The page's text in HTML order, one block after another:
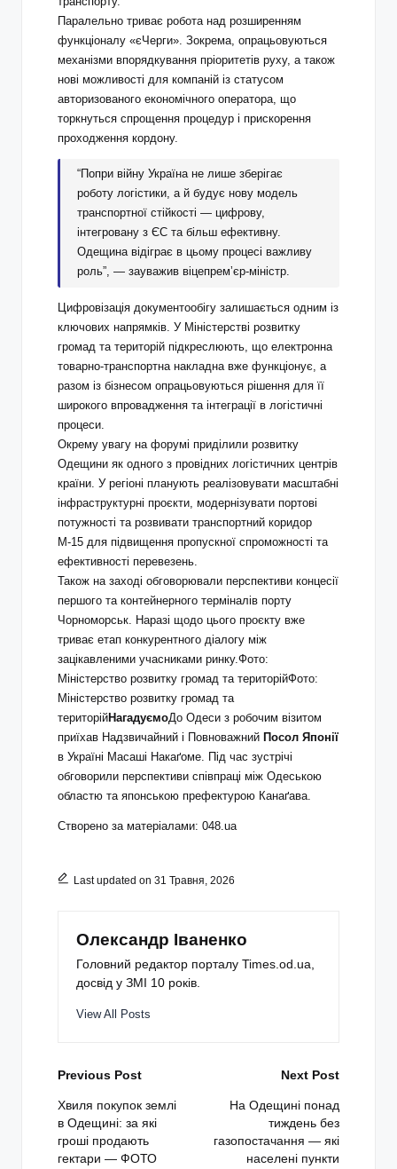
Паралельно триває робота над розширенням
функціоналу «єЧерги». Зокрема, опрацьовуються
механізми впорядкування пріоритетів руху, а також
нові можливості для компаній із статусом
авторизованого економічного оператора, що
торкнуться спрощення процедур і прискорення
проходження кордону.
“Попри війну Україна не лише зберігає
роботу логістики, а й будує нову модель
транспортної стійкості — цифрову,
інтегровану з ЄС та більш ефективну.
Одещина відіграє в цьому процесі важливу
роль”, — зауважив віцепремʼєр-міністр.
Цифровізація документообігу залишається одним із
ключових напрямків. У Міністерстві розвитку
громад та територій підкреслюють, що електронна
товарно-транспортна накладна вже функціонує, а
разом із бізнесом опрацьовуються рішення для її
широкого впровадження та інтеграції в логістичні
процеси.
Окрему увагу на форумі приділили розвитку
Одещини як одного з провідних логістичних центрів
країни. У регіоні планують реалізовувати масштабні
інфраструктурні проєкти, модернізувати портові
потужності та розвивати транспортний коридор
М-15 для підвищення пропускної спроможності та
ефективності перевезень.
Також на заході обговорювали перспективи концесії
першого та контейнерного терміналів порту
Чорноморськ. Наразі щодо цього проєкту вже
триває етап конкурентного діалогу між
зацікавленими учасниками ринку.Фото:
Міністерство розвитку громад та територійФото:
Міністерство розвитку громад та
територійНагадуємоДо Одеси з робочим візитом
приїхав Надзвичайний і Повноважний Посол Японії
в Україні Масаші Накаґоме. Під час зустрічі
обговорили перспективи співпраці між Одеською
областю та японською префектурою Канаґава.
Створено за матеріалами: 048.ua
Last updated on 31 Травня, 2026
Олександр Іваненко
Головний редактор порталу Times.od.ua,
досвід у ЗМІ 10 років.
View All Posts
Post
navigation
Previous Post
Хвиля покупок землі
в Одещині: за які
гроші продають
гектари — ФОТО
Next Post
На Одещині понад
тиждень без
газопостачання — які
населені пункти